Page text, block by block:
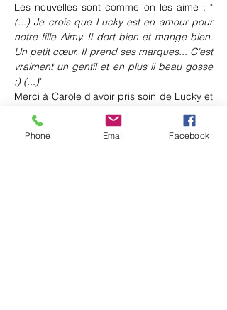
Les nouvelles sont comme on les aime : "
(...) Je crois que Lucky est en amour pour
notre fille Aimy. Il dort bien et mange bien.
Un petit cœur. Il prend ses marques... C'est
vraiment un gentil et en plus il beau gosse
;) (...)"
Merci à Carole d'avoir pris soin de Lucky et
de toute la famille, 8 chiens d'un coup ce
n'est pas rien, c'est du travail! Merci à
Floriane et Anthony qui offrent à Lucky un
Phone Email Facebook